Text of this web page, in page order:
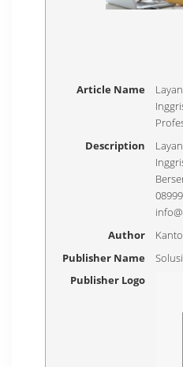
Article Name
Description
Author
Publisher Name
Publisher Logo